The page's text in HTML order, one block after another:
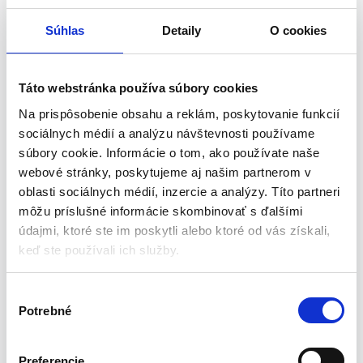
Súhlas Detaily O cookies
Táto webstránka používa súbory cookies
Na prispôsobenie obsahu a reklám, poskytovanie funkcií
sociálnych médií a analýzu návštevnosti používame
súbory cookie. Informácie o tom, ako používate naše
webové stránky, poskytujeme aj našim partnerom v
oblasti sociálnych médií, inzercie a analýzy. Títo partneri
môžu príslušné informácie skombinovať s ďalšími
údajmi, ktoré ste im poskytli alebo ktoré od vás získali,
keď ste používali ich služby.
Potrebné
MOŽNOSŤ SAMOSTATNEJ CESTY –
chodník, ulička,
príjazdová cesta alebo cestička je dôvodom na hrdosť, ako
podľa vlastných predstáv a preferencií . Stačí trocha
voľného času a betónová forma a môžete vykúzliť veľmi
atraktívnu cestu bez akýchkoľvek staviteľských zručností.
SKUTOČNÁ DLAŽBA –cesta má tvar, ktorý imituje
skutočnú dlažobnú kocku, takže ručne vyrobený chodník
bude vyzerať ako ten, ktorý profesionálne navrhli
profesionáli
ODOLNÝ MATERIÁL –forma na dlažobné kocky je
dlažbu iba jednou formou.
cesta bez väčšej zručnosti a skúseností. Všetko, čo